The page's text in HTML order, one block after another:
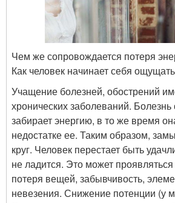
Чем же сопровождается потеря
Как человек начинает себя
Учащение болезней, обострений
хронических заболеваний.
забирает энергию, в то же время
недостатке ее. Таким образом,
круг. Человек перестает быть
не ладится. Это может
потеря вещей, забывчивость,
невезения. Снижение потенции (у